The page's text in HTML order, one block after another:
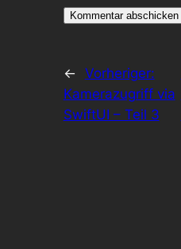
←
Vorheriger:
Kamerazugriff via
SwiftUI – Teil 3